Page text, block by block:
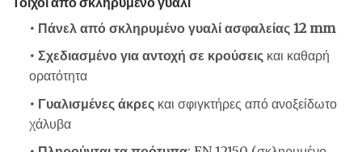
• Πάνελ από σκληρυμένο γυαλί ασφαλείας 12 mm
• Σχεδιασμένο για αντοχή σε κρούσειςκαι καθαρή
ορατότητα
• Γυαλισμένες άκρεςκαι σφιγκτήρες από ανοξείδωτο
χάλυβα